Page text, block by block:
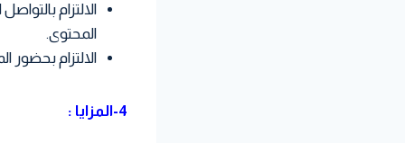
الالتزام
المحتوى.
الالتزام
4-المزايا :